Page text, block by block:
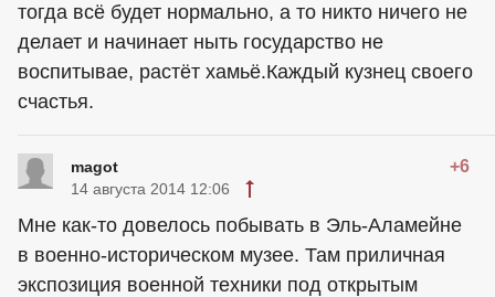
тогда всё будет нормально, а то никто ничего не
делает и начинает ныть государство не
воспитывае, растёт хамьё.Каждый кузнец своего
счастья.
magot +6
14 августа 2014 12:06
Мне как-то довелось побывать в Эль-Аламейне
в военно-историческом музее. Там приличная
экспозиция военной техники под открытым